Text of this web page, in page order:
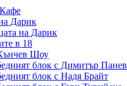
Дарик
на Дарик
в 18
Шоу
блок с Димитър Панев
блок с Надя Брайт